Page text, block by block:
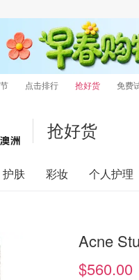
点击排行 抢好货 免费
抢好货
护肤 彩妆 个人护理
Acne
$560.00